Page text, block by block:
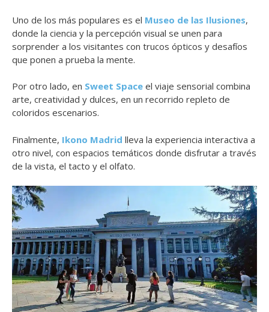
Uno de los más populares es el Museo de las Ilusiones,
donde la ciencia y la percepción visual se unen para
sorprender a los visitantes con trucos ópticos y desafíos
que ponen a prueba la mente.
Por otro lado, en Sweet Space el viaje sensorial combina
arte, creatividad y dulces, en un recorrido repleto de
coloridos escenarios.
Finalmente, Ikono Madrid lleva la experiencia interactiva a
otro nivel, con espacios temáticos donde disfrutar a través
de la vista, el tacto y el olfato.